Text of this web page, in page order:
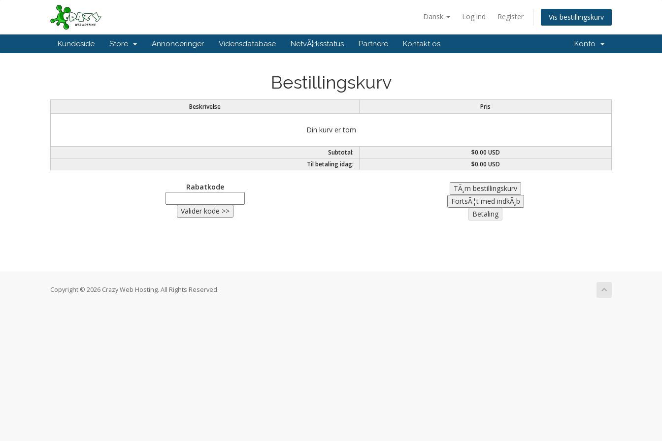
Dansk Log ind Register Vis bestillingskurv
Kundeside Store Annonceringer Vidensdatabase NetvÃ¦rksstatus Partnere Kontakt os Konto
Bestillingskurv
Beskrivelse Pris
Din kurv er tom
Subtotal:
$0.00 USD
Til betaling idag:
$0.00 USD
Rabatkode
Copyright © 2026 Crazy Web Hosting. All Rights Reserved.